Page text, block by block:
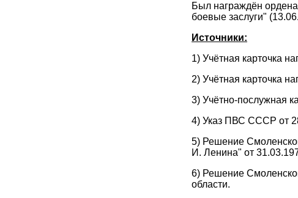
Был награждён
боевые заслуги"
Источники:
1) Учётная карточка
2) Учётная карточка
3) Учётно-послужная
4) Указ ПВС СССР от
5) Решение
И. Ленина" от
6) Решение
области.